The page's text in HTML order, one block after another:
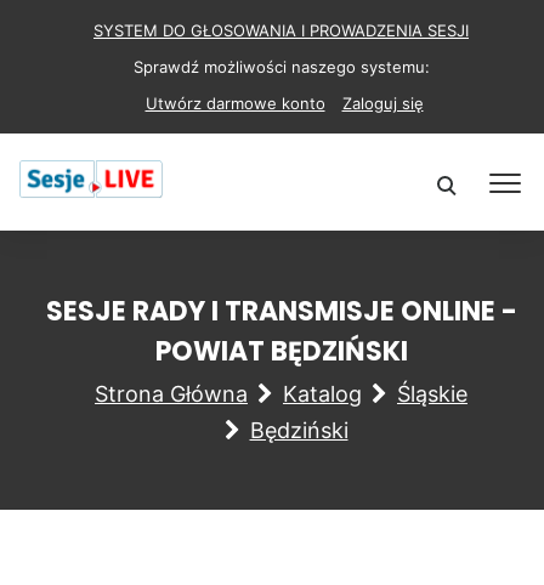
SYSTEM DO GŁOSOWANIA I PROWADZENIA SESJI
Sprawdź możliwości naszego systemu:
Utwórz darmowe konto
Zaloguj się
SESJE RADY I TRANSMISJE ONLINE -
POWIAT BĘDZIŃSKI
Strona Główna Katalog
Śląskie
Będziński